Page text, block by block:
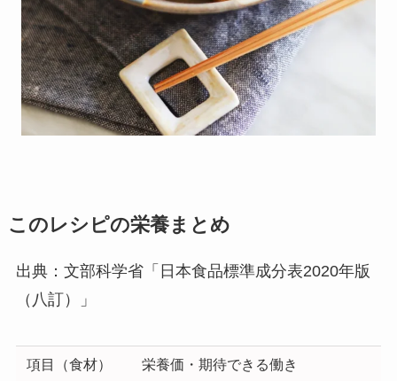
このレシピの栄養まとめ
出典：文部科学省「日本食品標準成分表2020年版
（八訂）」
項目（食材） 栄養価・期待できる働き